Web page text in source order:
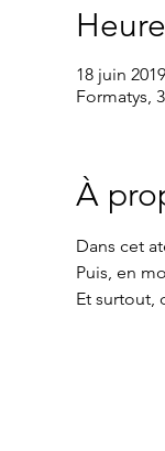
18 juin
Formatys,
À